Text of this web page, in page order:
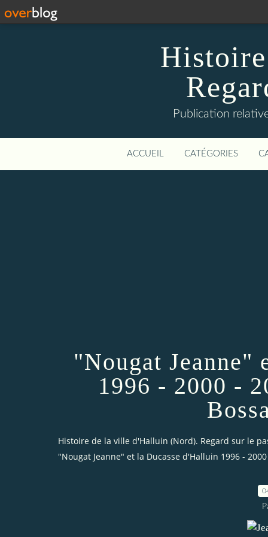
Publication
ACCUEIL CATÉGORIES
"Nougat Jeanne"
1996 - 2000 -
Histoire de la ville d'Halluin (Nord). Regard sur le
"Nougat Jeanne" et la Ducasse d'Halluin 1996 -